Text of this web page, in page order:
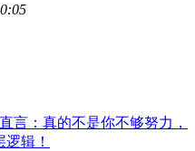
言：真的不是你不够努力，
辑！